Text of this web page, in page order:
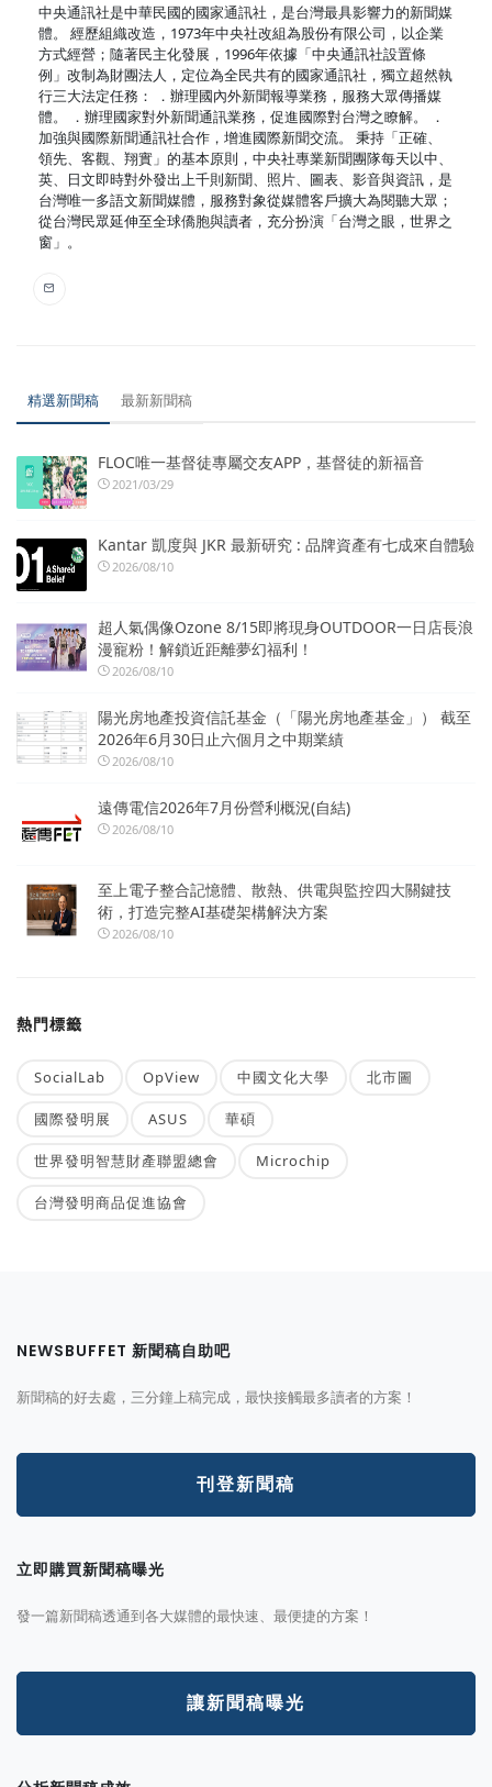
中央通訊社是中華民國的國家通訊社，是台灣最具影響力的新聞媒
體。 經歷組織改造，1973年中央社改組為股份有限公司，以企業
方式經營；隨著民主化發展，1996年依據「中央通訊社設置條
例」改制為財團法人，定位為全民共有的國家通訊社，獨立超然執
行三大法定任務： ．辦理國內外新聞報導業務，服務大眾傳播媒
體。 ．辦理國家對外新聞通訊業務，促進國際對台灣之瞭解。 ．
加強與國際新聞通訊社合作，增進國際新聞交流。 秉持「正確、
領先、客觀、翔實」的基本原則，中央社專業新聞團隊每天以中、
英、日文即時對外發出上千則新聞、照片、圖表、影音與資訊，是
台灣唯一多語文新聞媒體，服務對象從媒體客戶擴大為閱聽大眾；
從台灣民眾延伸至全球僑胞與讀者，充分扮演「台灣之眼，世界之
窗」。
精選新聞稿 最新新聞稿
FLOC唯一基督徒專屬交友APP，基督徒的新福音
2021/03/29
Kantar 凱度與 JKR 最新研究 : 品牌資產有七成來自體驗
2026/08/10
超人氣偶像Ozone 8/15即將現身OUTDOOR一日店長浪
漫寵粉！解鎖近距離夢幻福利！
2026/08/10
陽光房地產投資信託基金（「陽光房地產基金」） 截至
2026年6月30日止六個月之中期業績
2026/08/10
遠傳電信2026年7月份營利概況(自結)
2026/08/10
至上電子整合記憶體、散熱、供電與監控四大關鍵技
術，打造完整AI基礎架構解決方案
2026/08/10
熱門標籤
SocialLab OpView 中國文化大學 北市圖
國際發明展 ASUS 華碩
世界發明智慧財產聯盟總會 Microchip
台灣發明商品促進協會
NEWSBUFFET 新聞稿自助吧
新聞稿的好去處，三分鐘上稿完成，最快接觸最多讀者的方案！
刊登新聞稿
立即購買新聞稿曝光
發一篇新聞稿透通到各大媒體的最快速、最便捷的方案！
讓新聞稿曝光